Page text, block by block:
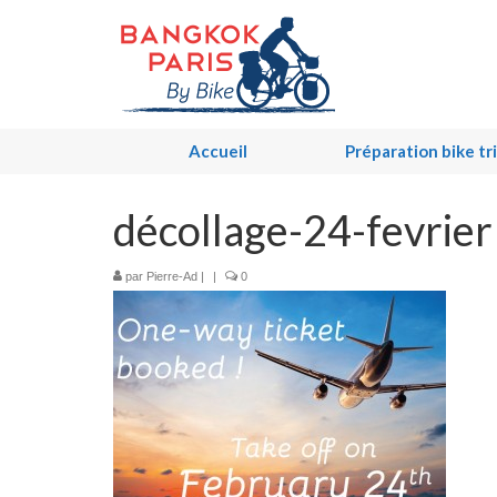
Accueil Préparation bike
décollage-24-fevrier
par Pierre-Ad | | 0